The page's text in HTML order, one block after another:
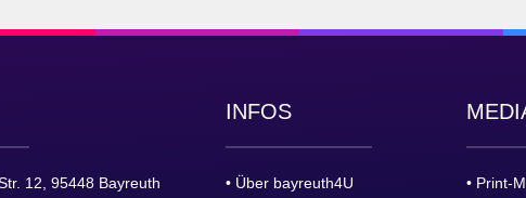
12, 95448 Bayreuth
INFOS
• Über bayreuth4U
• Print-